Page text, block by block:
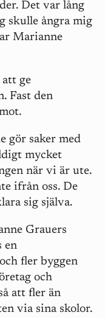
Det var lång
skulle ångra mig
Marianne
att ge
Fast den
gör saker med
mycket
när vi är ute.
ifrån oss. De
sig själva.
Grauers
en
fler byggen
och
att fler än
via sina skolor.